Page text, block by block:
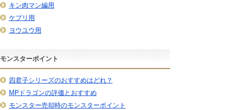
キン肉マン編用
ケプリ用
ヨウユウ用
モンスターポイント
四君子シリーズのおすすめはどれ？
MPドラゴンの評価とおすすめ
モンスター売却時のモンスターポイント